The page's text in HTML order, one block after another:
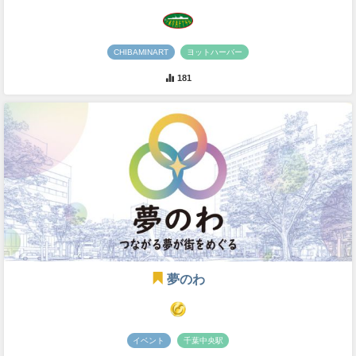
CHIBAMINART ヨットハーバー
181
夢のわ
イベント 千葉中央駅